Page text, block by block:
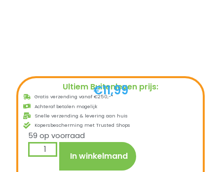
Ultiem Buitenleven prijs:
€11,99
Gratis verzending vanaf €250,-*
Achteraf betalen mogelijk
Snelle verzending & levering aan huis
Kopersbescherming met Trusted Shops
59 op voorraad
In winkelmand